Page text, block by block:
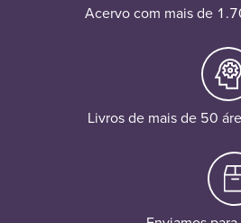
Acervo com mais de
Livros de mais de 50